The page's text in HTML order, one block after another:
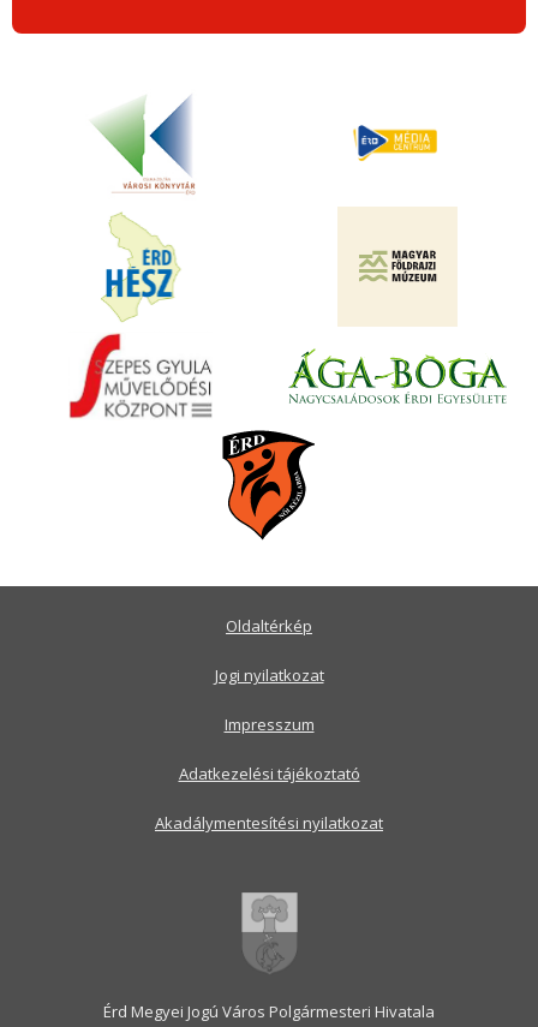
Érd Megyei Jogú Város Polgármesteri Hivatala
Oldaltérkép
Jogi nyilatkozat
Impresszum
Adatkezelési tájékoztató
Akadálymentesítési nyilatkozat